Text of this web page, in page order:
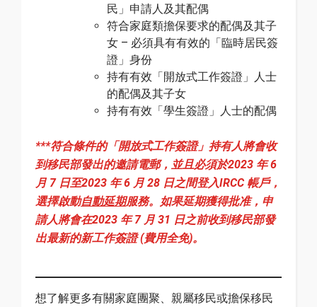
民」申請人及其配偶
符合家庭類擔保要求的配偶及其子
女 – 必須具有有效的「臨時居民簽
證」身份
持有有效「開放式工作簽證」人士
的配偶及其子女
持有有效「學生簽證」人士的配偶
***符合條件的「開放式工作簽證」持有人將會收
到移民部發出的邀請電郵，並且必須於2023 年 6
月 7 日至2023 年 6 月 28 日之間登入IRCC 帳戶，
選擇啟動自動延期服務。如果延期獲得批准，申
請人將會在2023 年 7 月 31 日之前收到移民部發
出最新的新工作簽證 (費用全免)。
想了解更多有關家庭團聚、親屬移民或擔保移民